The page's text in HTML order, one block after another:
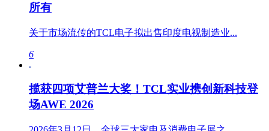
所有
关于市场流传的TCL电子拟出售印度电视制造业...
6
揽获四项艾普兰大奖！TCL实业携创新科技登
场AWE 2026